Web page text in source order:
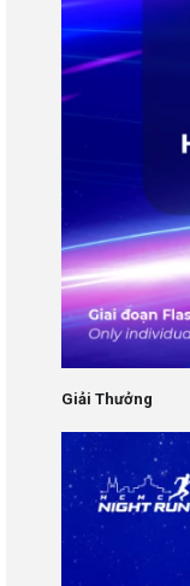
Giải Thưởng